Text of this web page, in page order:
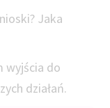
Jaka
wyjścia do
działań.